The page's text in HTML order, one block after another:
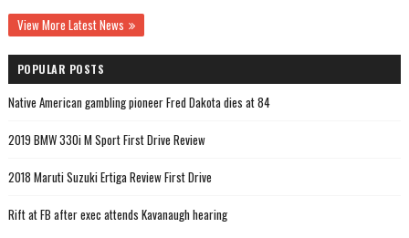
View More Latest News
POPULAR POSTS
Native American gambling pioneer Fred Dakota dies at 84
2019 BMW 330i M Sport First Drive Review
2018 Maruti Suzuki Ertiga Review First Drive
Rift at FB after exec attends Kavanaugh hearing